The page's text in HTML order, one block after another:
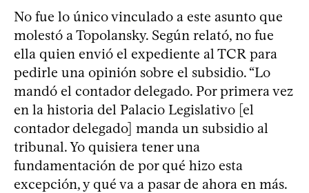
No fue lo único vinculado a este asunto que
molestó a Topolansky. Según relató, no fue
ella quien envió el expediente al TCR para
pedirle una opinión sobre el subsidio. “Lo
mandó el contador delegado. Por primera vez
en la historia del Palacio Legislativo [el
contador delegado] manda un subsidio al
tribunal. Yo quisiera tener una
fundamentación de por qué hizo esta
excepción, y qué va a pasar de ahora en más.